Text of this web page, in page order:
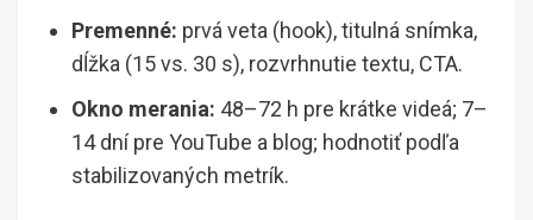
Premenné: prvá veta (hook), titulná snímka,
dĺžka (15 vs. 30 s), rozvrhnutie textu, CTA.
Okno merania: 48–72 h pre krátke videá; 7–
14 dní pre YouTube a blog; hodnotiť podľa
stabilizovaných metrík.